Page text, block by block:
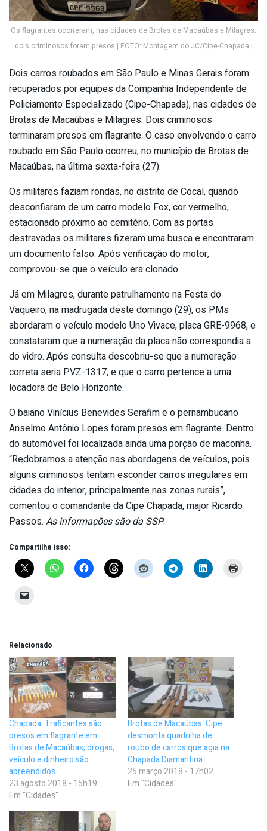
Os flagrantes ocorreram, nas cidades de Brotas de Macaúbas e Milagres;
dois criminosos foram presos | FOTO: Montagem do JC/Cipe-Chapada |
Dois carros roubados em São Paulo e Minas Gerais foram
recuperados por equipes da Companhia Independente de
Policiamento Especializado (Cipe-Chapada), nas cidades de
Brotas de Macaúbas e Milagres. Dois criminosos
terminaram presos em flagrante. O caso envolvendo o carro
roubado em São Paulo ocorreu, no município de Brotas de
Macaúbas, na última sexta-feira (27).
Os militares faziam rondas, no distrito de Cocal, quando
desconfiaram de um carro modelo Fox, cor vermelho,
estacionado próximo ao cemitério. Com as portas
destravadas os militares fizeram uma busca e encontraram
um documento falso. Após verificação do motor,
comprovou-se que o veículo era clonado.
Já em Milagres, durante patrulhamento na Festa do
Vaqueiro, na madrugada deste domingo (29), os PMs
abordaram o veículo modelo Uno Vivace, placa GRE-9968, e
constataram que a numeração da placa não correspondia a
do vidro. Após consulta descobriu-se que a numeração
correta seria PVZ-1317, e que o carro pertence a uma
locadora de Belo Horizonte.
O baiano Vinícius Benevides Serafim e o pernambucano
Anselmo Antônio Lopes foram presos em flagrante. Dentro
do automóvel foi localizada ainda uma porção de maconha.
“Redobramos a atenção nas abordagens de veículos, pois
alguns criminosos tentam esconder carros irregulares em
cidades do interior, principalmente nas zonas rurais”,
comentou o comandante da Cipe Chapada, major Ricardo
Passos. As informações são da SSP.
Compartilhe isso:
Relacionado
Chapada: Traficantes são
presos em flagrante em
Brotas de Macaúbas; drogas,
veículo e dinheiro são
apreendidos
23 agosto 2018 - 15h19
Em "Cidades"
Brotas de Macaúbas: Cipe
desmonta quadrilha de
roubo de carros que agia na
Chapada Diamantina
25 março 2018 - 17h02
Em "Cidades"